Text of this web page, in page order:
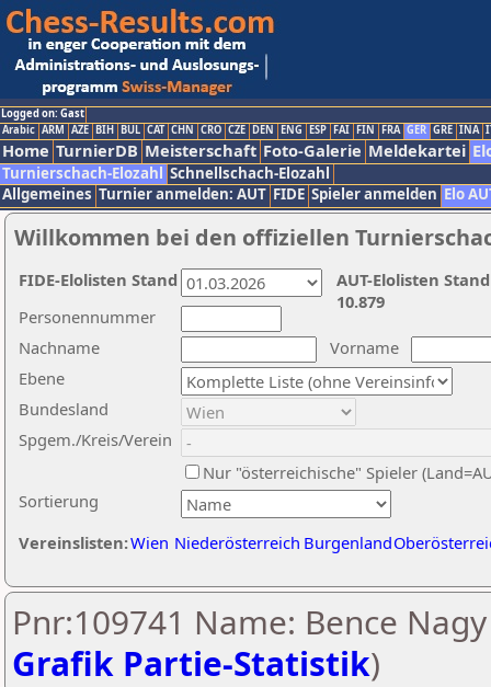
Logged on: Gast
Arabic ARM AZE BIH BUL CAT CHN CRO CZE DEN ENG ESP FAI FIN FRA GER GRE INA
Home TurnierDB Meisterschaft Foto-Galerie Meldekartei
Turnierschach-Elozahl Schnellschach-Elozahl
Allgemeines Turnier anmelden: AUT FIDE Spieler anmelden Elo
Willkommen bei den offiziellen
Nachname
Vorname
Ebene
Sortierung
Personennummer
Bundesland
Spgem./Kreis/Verein
Nur "österreichische" Spieler
Vereinslisten:Wien Niederösterreich Burgenland
AUT-Elolisten
10.879
FIDE-Elolisten Stand
Pnr:109741 Name: Bence
Grafik Partie-Statistik)